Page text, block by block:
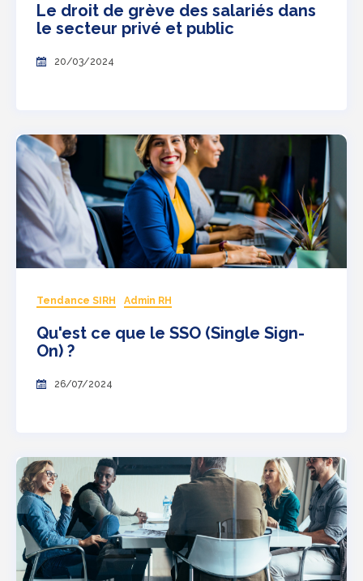
Le droit de grève des salariés dans
le secteur privé et public
20/03/2024
Tendance SIRH Admin RH
Qu'est ce que le SSO (Single Sign-
On) ?
26/07/2024